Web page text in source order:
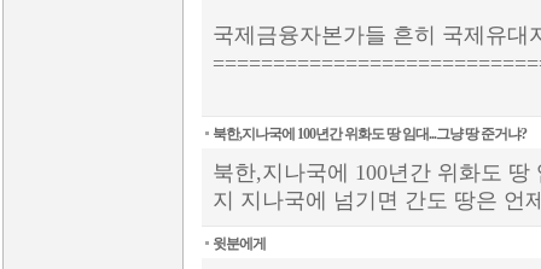
국제금융자본가들 흔히 국제유대
북한,지나국에 100년간 위화도 땅 임대...그냥 땅 준거냐?
북한,지나국에 100년간 위화도
지 지나국에 넘기면 간도 땅은 언
윗분에게